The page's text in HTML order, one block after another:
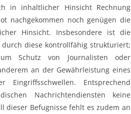
in inhaltlicher Hinsicht Rechnung
nachgekommen noch genügen die
Hinsicht. Insbesondere ist die
diese kontrollfähig strukturiert;
Schutz von Journalisten oder
an der Gewährleistung eines
Eingriffsschwellen. Entsprechend
Nachrichtendiensten keine
dieser Befugnisse fehlt es zudem an